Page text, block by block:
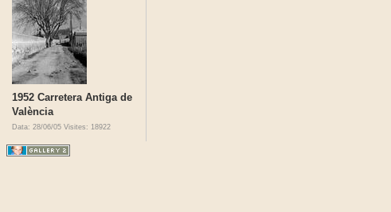
1952 Carretera Antiga de
València
Data: 28/06/05 Visites: 18922